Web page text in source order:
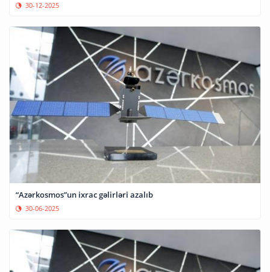
30-12-2025
“Azərkosmos”un ixrac gəlirləri azalıb
30-06-2025